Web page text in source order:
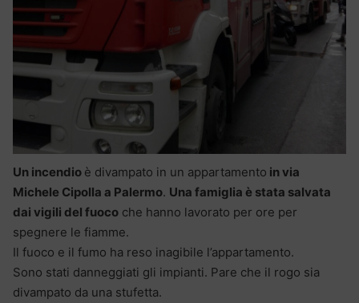
Un incendio è divampato in un appartamento in via
Michele Cipolla a Palermo. Una famiglia è stata salvata
dai vigili del fuoco che hanno lavorato per ore per
spegnere le fiamme.
Il fuoco e il fumo ha reso inagibile l’appartamento.
Sono stati danneggiati gli impianti. Pare che il rogo sia
divampato da una stufetta.